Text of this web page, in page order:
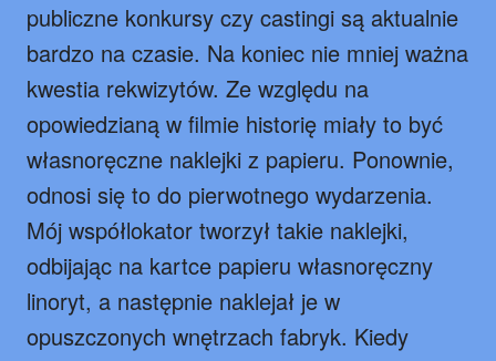
publiczne konkursy czy castingi są aktualnie
bardzo na czasie. Na koniec nie mniej ważna
kwestia rekwizytów. Ze względu na
opowiedzianą w filmie historię miały to być
własnoręczne naklejki z papieru. Ponownie,
odnosi się to do pierwotnego wydarzenia.
Mój współlokator tworzył takie naklejki,
odbijając na kartce papieru własnoręczny
linoryt, a następnie naklejał je w
opuszczonych wnętrzach fabryk. Kiedy